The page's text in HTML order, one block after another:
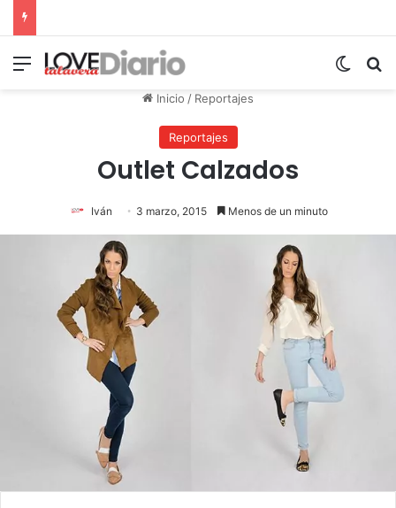
Menú
Inicio / Reportajes
Reportajes
Outlet Calzados
Iván 3 marzo, 2015 Menos de un minuto